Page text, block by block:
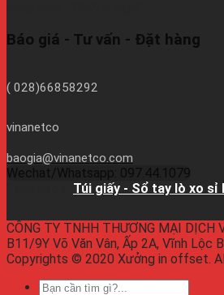
Báo giá - Tư vấn - Đặt hàng
( 028)66858292
vinanetco
baogia@vinanetco.com
Wechat/Whatsapp: 097.44.1079
Túi giấy - Sổ tay lò xo sỉ
CÔNG TY TNHH THƯƠNG MẠI DỊCH
B11/9Y Võ Văn Vân, Ấp 2A, Vĩnh Lộc
Copyrights © 2020 Xưởng in offset.